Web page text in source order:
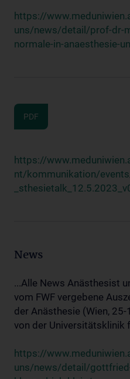
https://
uns/news/detail/prof-dr-
normale-in-anaesthesie-
PDF
https://
nt/kommunikation/
News
...Alle News Anästhesist
vom FWF vergebene
der Anästhesie (Wien,
von der Universitätsklinik
https://
uns/news/detail/